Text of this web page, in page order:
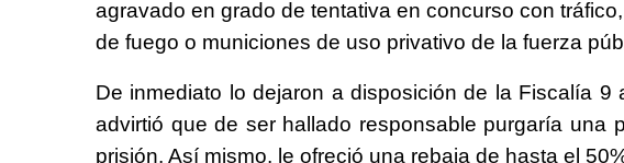
agravado en grado de tentativa en concurso con
de fuego o municiones de uso privativo de la fuerza
De inmediato lo dejaron a disposición de la Fiscalía
advirtió que de ser hallado responsable purgaría una
prisión. Así mismo, le ofreció una rebaja de hasta el